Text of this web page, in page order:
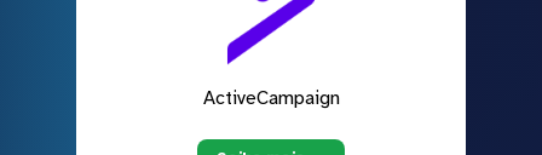
ActiveCampaign